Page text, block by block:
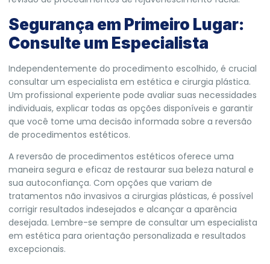
Segurança em Primeiro Lugar:
Consulte um Especialista
Independentemente do procedimento escolhido, é crucial
consultar um especialista em estética e cirurgia plástica.
Um profissional experiente pode avaliar suas necessidades
individuais, explicar todas as opções disponíveis e garantir
que você tome uma decisão informada sobre a reversão
de procedimentos estéticos.
A reversão de procedimentos estéticos oferece uma
maneira segura e eficaz de restaurar sua beleza natural e
sua autoconfiança. Com opções que variam de
tratamentos não invasivos a cirurgias plásticas, é possível
corrigir resultados indesejados e alcançar a aparência
desejada. Lembre-se sempre de consultar um especialista
em estética para orientação personalizada e resultados
excepcionais.